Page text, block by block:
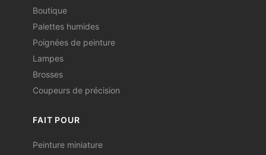
Boutique
Palettes humides
Poignées de peinture
Lampes
Brosses
Coupeurs de précision
FAIT POUR
Peinture miniature